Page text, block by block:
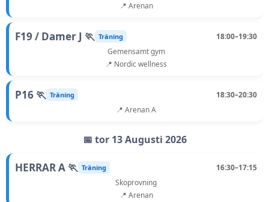
📍 Arenan
F19 / Damer J 🏃 Träning
18:00–19:30
Gemensamt gym
📍 Nordic wellness
P16 🏃 Träning
18:30–20:30
📍 Arenan A
📅 tor 13 Augusti 2026
HERRAR A 🏃 Träning
16:30–17:15
Skoprovning
📍 Arenan